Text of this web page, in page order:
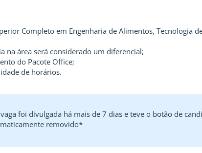
Completo em Engenharia de Alimentos, Tecnologia
na área será considerado um diferencial;
do Pacote Office;
de horários.
vaga foi divulgada há mais de 7 dias e teve o botão de
removido*